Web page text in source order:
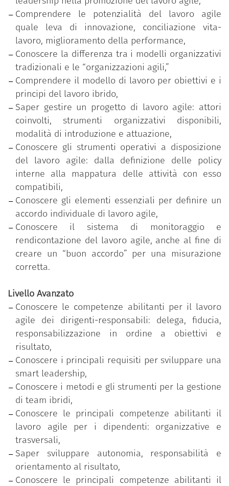
acquisite relativo al livello di padronanza più
elevato (avanzato).
Il programma è parte delle iniziative formative
promosse sulla piattaforma“Syllabus – Nuove
competenze per le Pubbliche Amministrazioni”
tema della transizione amministrativa, che mirano
a sviluppare le competenze e le abilità necessarie a
riconoscere, promuovere e attuare i processi di
trasformazione amministrazione e di riforma che
coinvolgono le pubbliche amministrazioni. Il
programma, messo a disposizione dei dipendenti
pubblici gratuitamente dal Dipartimento della
funzione pubblica della Presidenza del Consiglio dei
ministri, è stato realizzato dall’Ufficio per
l’innovazione amministrativa, lo sviluppo delle
competenze e la formazione del Dipartimento della
funzione pubblica.
Comprendere le potenzialità del lavoro agile
quale leva di innovazione, conciliazione vita-
lavoro, miglioramento della performance,
Conoscere la differenza tra i modelli organizzativi
tradizionali e le “organizzazioni agili,”
Comprendere il modello di lavoro per obiettivi e i
principi del lavoro ibrido,
Saper gestire un progetto di lavoro agile: attori
coinvolti, strumenti organizzativi disponibili,
modalità di introduzione e attuazione,
Conoscere gli strumenti operativi a disposizione
del lavoro agile: dalla definizione delle policy
interne alla mappatura delle attività con esso
compatibili,
Conoscere gli elementi essenziali per definire un
accordo individuale di lavoro agile,
Conoscere il sistema di monitoraggio e
rendicontazione del lavoro agile, anche al fine di
creare un “buon accordo” per una misurazione
corretta.
Livello Avanzato
Conoscere le competenze abilitanti per il lavoro
agile dei dirigenti-responsabili: delega, fiducia,
responsabilizzazione in ordine a obiettivi e
risultato,
Conoscere i principali requisiti per sviluppare una
smart leadership,
Conoscere i metodi e gli strumenti per la gestione
di team ibridi,
Conoscere le principali competenze abilitanti il
lavoro agile per i dipendenti: organizzative e
trasversali,
Saper sviluppare autonomia, responsabilità e
orientamento al risultato,
Conoscere le principali competenze abilitanti il